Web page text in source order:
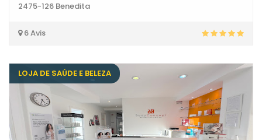
2475-126 Benedita
6 Avis
LOJA DE SAÚDE E BELEZA